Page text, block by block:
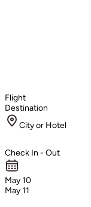
Flight
Destination
City or Hotel
Check In - Out
May 10
May 11